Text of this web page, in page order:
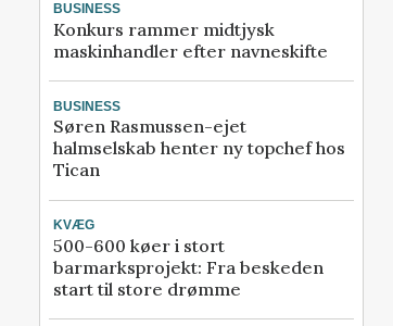
BUSINESS
Konkurs rammer midtjysk
maskinhandler efter navneskifte
BUSINESS
Søren Rasmussen-ejet
halmselskab henter ny topchef hos
Tican
KVÆG
500-600 køer i stort
barmarksprojekt: Fra beskeden
start til store drømme